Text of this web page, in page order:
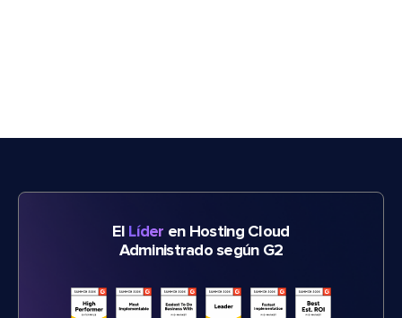
El Líder en Hosting Cloud
Administrado según G2